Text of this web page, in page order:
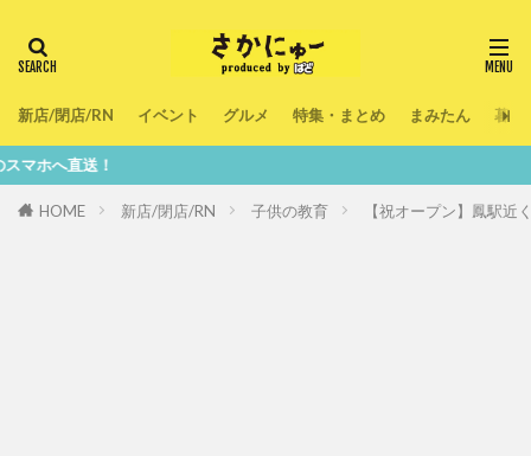
新店/閉店/RN イベント グルメ 特集・まとめ まみたん 暮ら
HOME 新店/閉店/RN 子供の教育 【祝オープン】鳳駅